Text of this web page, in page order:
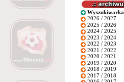
Wyszukiwarka
2026 / 2027
2025 / 2026
2024 / 2025
2023 / 2024
2022 / 2023
2021 / 2022
2020 / 2021
2019 / 2020
2018 / 2019
2017 / 2018